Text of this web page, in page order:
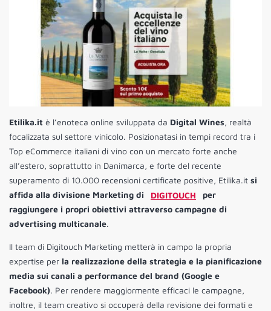
Etilika.it è l’enoteca online sviluppata da Digital Wines, realtà
focalizzata sul settore vinicolo. Posizionatasi in tempi record tra i
Top eCommerce italiani di vino con un mercato forte anche
all’estero, soprattutto in Danimarca, e forte del recente
superamento di 10.000 recensioni certificate positive, Etilika.it si
affida alla divisione Marketing di
DIGITOUCH
per
raggiungere i propri obiettivi attraverso campagne di
advertising multicanale.
Il team di Digitouch Marketing metterà in campo la propria
expertise per la realizzazione della strategia e la pianificazione
media sui canali a performance del brand (Google e
Facebook). Per rendere maggiormente efficaci le campagne,
inoltre, il team creativo si occuperà della revisione dei formati e